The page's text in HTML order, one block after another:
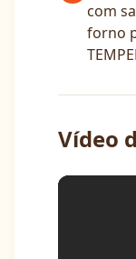
com
forno
Vídeo